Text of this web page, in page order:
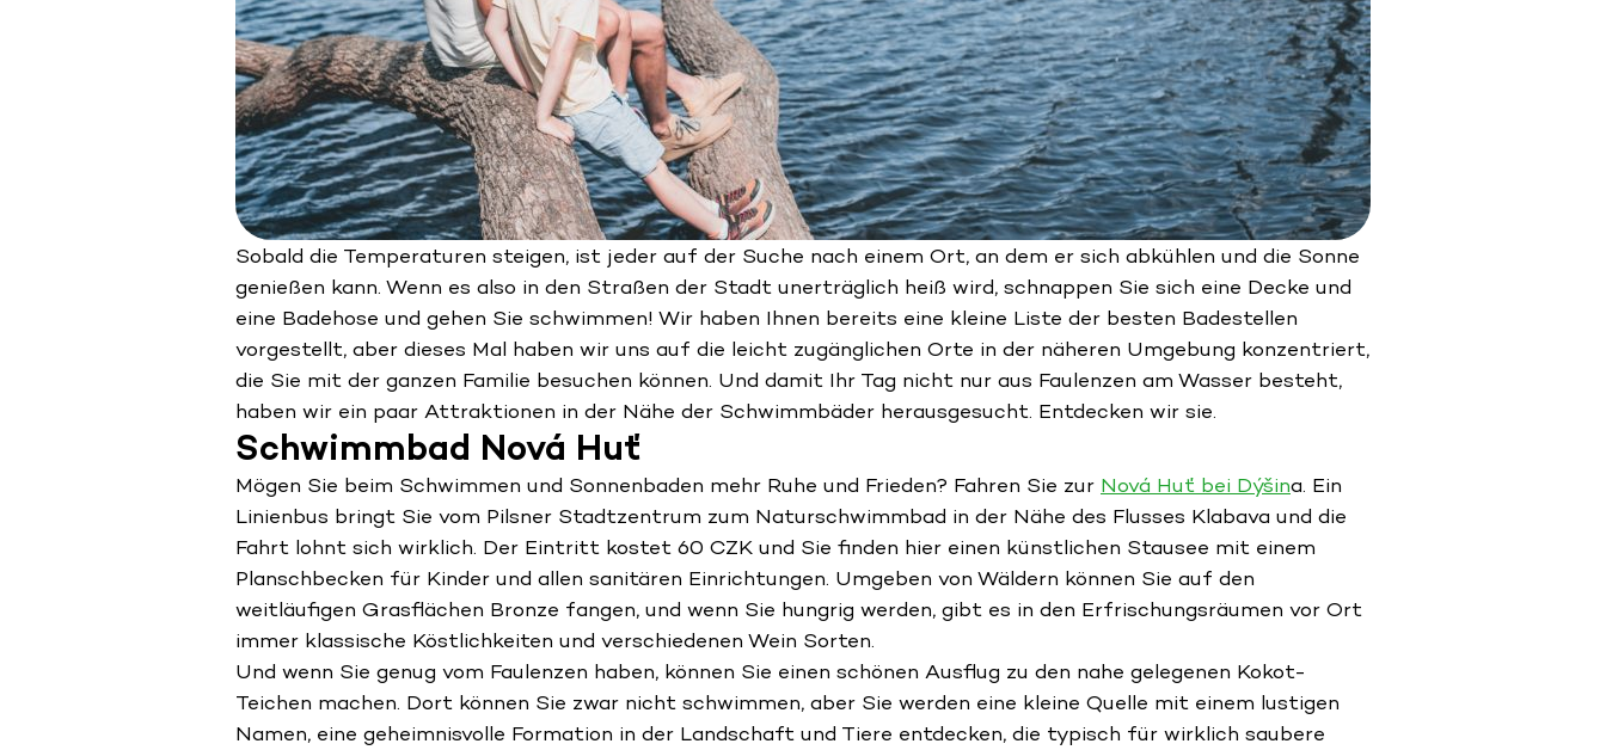
Sobald die Temperaturen steigen, ist jeder auf der Suche nach einem Ort, an dem er sich abkühlen und die Sonne
genießen kann. Wenn es also in den Straßen der Stadt unerträglich heiß wird, schnappen Sie sich eine Decke und
eine Badehose und gehen Sie schwimmen! Wir haben Ihnen bereits eine kleine Liste der besten Badestellen
vorgestellt, aber dieses Mal haben wir uns auf die leicht zugänglichen Orte in der näheren Umgebung konzentriert,
die Sie mit der ganzen Familie besuchen können. Und damit Ihr Tag nicht nur aus Faulenzen am Wasser besteht,
haben wir ein paar Attraktionen in der Nähe der Schwimmbäder herausgesucht. Entdecken wir sie.
Schwimmbad Nová Huť
Mögen Sie beim Schwimmen und Sonnenbaden mehr Ruhe und Frieden? Fahren Sie zur Nová Huť bei Dýšina. Ein
Linienbus bringt Sie vom Pilsner Stadtzentrum zum Naturschwimmbad in der Nähe des Flusses Klabava und die
Fahrt lohnt sich wirklich. Der Eintritt kostet 60 CZK und Sie finden hier einen künstlichen Stausee mit einem
Planschbecken für Kinder und allen sanitären Einrichtungen. Umgeben von Wäldern können Sie auf den
weitläufigen Grasflächen Bronze fangen, und wenn Sie hungrig werden, gibt es in den Erfrischungsräumen vor Ort
immer klassische Köstlichkeiten und verschiedenen Wein Sorten.
Und wenn Sie genug vom Faulenzen haben, können Sie einen schönen Ausflug zu den nahe gelegenen Kokot-
Teichen machen. Dort können Sie zwar nicht schwimmen, aber Sie werden eine kleine Quelle mit einem lustigen
Namen, eine geheimnisvolle Formation in der Landschaft und Tiere entdecken, die typisch für wirklich saubere